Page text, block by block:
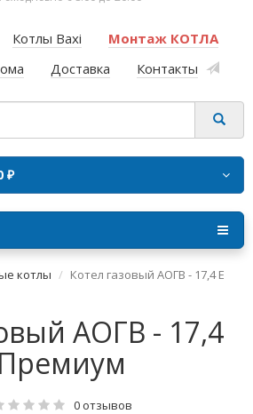
Котлы Baxi
Монтаж КОТЛА
Доставка Контакты
₽
котлы
Котел газовый АОГВ - 17,4 Е
АОГВ - 17,4
0 отзывов